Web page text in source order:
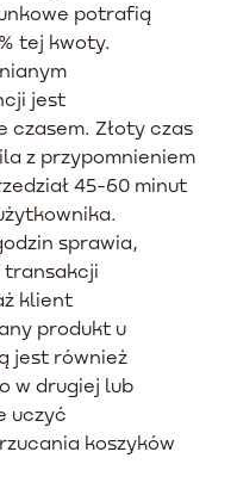
potrafią
tej kwoty.
jest
czasem. Złoty czas
z przypomnieniem
45-60 minut
sprawia,
transakcji
klient
produkt u
jest również
w drugiej lub
uczyć
koszyków